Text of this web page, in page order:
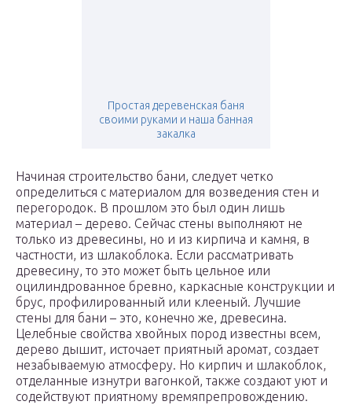
Простая деревенская баня
своими руками и наша банная
закалка
Начиная строительство бани, следует четко
определиться с материалом для возведения стен и
перегородок. В прошлом это был один лишь
материал – дерево. Сейчас стены выполняют не
только из древесины, но и из кирпича и камня, в
частности, из шлакоблока. Если рассматривать
древесину, то это может быть цельное или
оцилиндрованное бревно, каркасные конструкции и
брус, профилированный или клееный. Лучшие
стены для бани – это, конечно же, древесина.
Целебные свойства хвойных пород известны всем,
дерево дышит, источает приятный аромат, создает
незабываемую атмосферу. Но кирпич и шлакоблок,
отделанные изнутри вагонкой, также создают уют и
содействуют приятному времяпрепровождению.